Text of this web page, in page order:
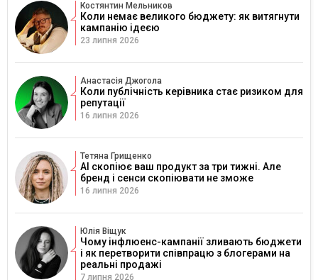
Костянтин Мельников
Коли немає великого бюджету: як витягнути
кампанію ідеєю
23 липня 2026
Анастасія Джогола
Коли публічність керівника стає ризиком для
репутації
16 липня 2026
Тетяна Грищенко
AI скопіює ваш продукт за три тижні. Але
бренд і сенси скопіювати не зможе
16 липня 2026
Юлія Віщук
Чому інфлюенс-кампанії зливають бюджети
і як перетворити співпрацю з блогерами на
реальні продажі
7 липня 2026